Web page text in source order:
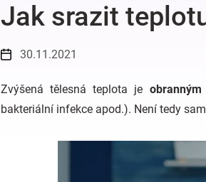
Jak srazit
30.11.2021
Zvýšená tělesná teplota je
bakteriální infekce apod.). Není tedy